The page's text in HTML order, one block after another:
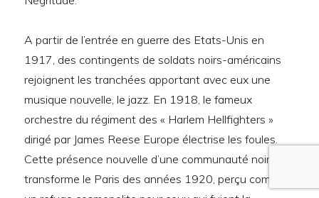
A partir de l’entrée en guerre des Etats-Unis en
1917, des contingents de soldats noirs-américains
rejoignent les tranchées apportant avec eux une
musique nouvelle, le jazz. En 1918, le fameux
orchestre du régiment des « Harlem Hellfighters »
dirigé par James Reese Europe électrise les foules.
Cette présence nouvelle d’une communauté noire
transforme le Paris des années 1920, perçu comme